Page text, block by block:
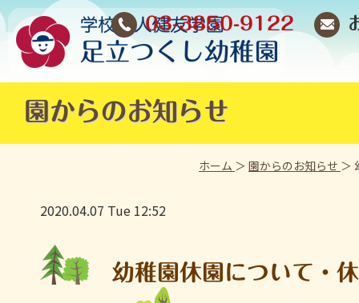
03-3850-9122
園からのお知らせ
ホーム ＞ 園からのお知らせ ＞
2020.04.07 Tue 12:52
幼稚園休園について・